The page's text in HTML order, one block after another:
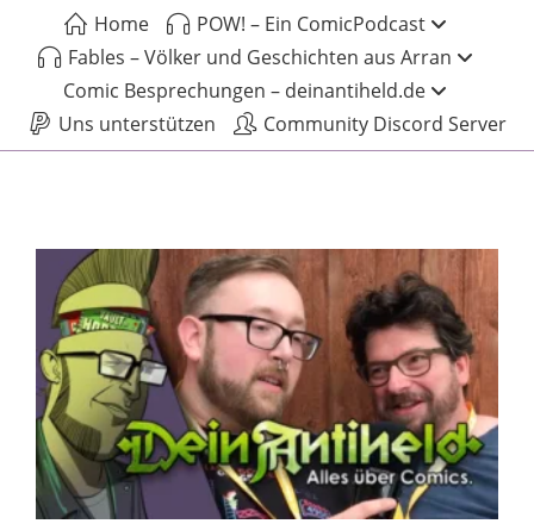
Home
POW! – Ein ComicPodcast
Fables – Völker und Geschichten aus Arran
Comic Besprechungen – deinantiheld.de
Uns unterstützen
Community Discord Server